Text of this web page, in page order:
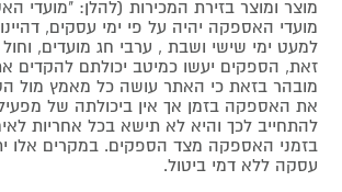
מוצר ומוצר בזירת המכירות (להלן: "מועדי
מועדי האספקה יהיה על פי ימי עסקים,
למעט ימי שישי ושבת , ערבי חג מועדים,
זאת, הספקים יעשו כמיטב יכולתם להקדים
מובהר בזאת כי האתר עושה כל מאמץ מול
את האספקה בזמן אך אין ביכולתה של
להתחייב לכך והיא לא תישא בכל אחריות
בזמני האספקה מצד הספקים. במקרים אלו
עסקה ללא דמי ביטול.